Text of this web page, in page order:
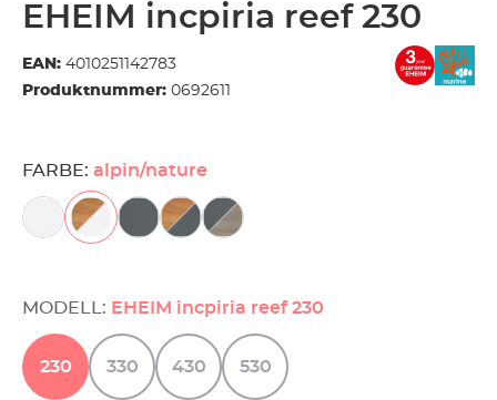
EHEIM incpiria reef 230
EAN: 4010251142783
Produktnummer: 0692611
FARBE: alpin/nature
MODELL: EHEIM incpiria reef 230
230 330 430 530